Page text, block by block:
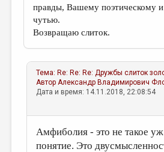
правды, Вашему поэтическому и
чутью.
Возвращаю слиток.
Тема:Re: Re: Re: Дружбы слиток
Автор Александр Владимирович
Дата и время: 14.11.2018, 22:08:54
Амфиболия - это не такое
понятие. Это